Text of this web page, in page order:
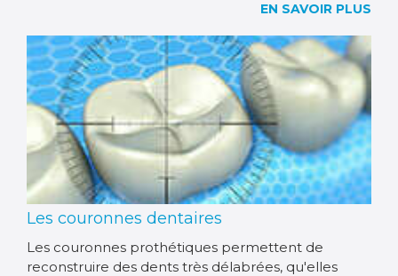
EN SAVOIR PLUS
Les couronnes dentaires
Les couronnes prothétiques permettent de
reconstruire des dents très délabrées, qu'elles